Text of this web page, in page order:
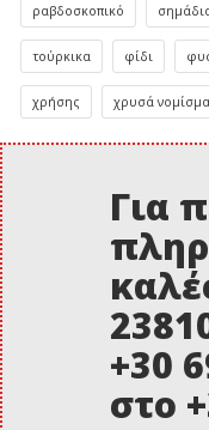
ραβδοσκοπικό
τούρκικα φίδι
χρήσης χρυσά
Για
+30
στο